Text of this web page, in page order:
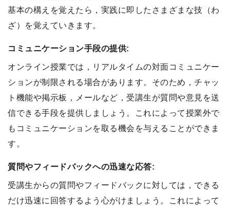
基本の構えを覚えたら，実践に即したさまざまな技（わ
ざ）を覚えていきます。
コミュニケーション手段の提供:
オンライン授業では，リアルタイムの対面コミュニケー
ションが制限される場合があります。そのため，チャッ
ト機能や掲示板，メールなど，受講生が質問や意見を送
信できる手段を提供しましょう。これによって授業外で
もコミュニケーションを取る機会を与えることができま
す。
質問やフィードバックへの迅速な応答:
受講生からの質問やフィードバックに対しては，できる
だけ迅速に回答するよう心がけましょう。これによって